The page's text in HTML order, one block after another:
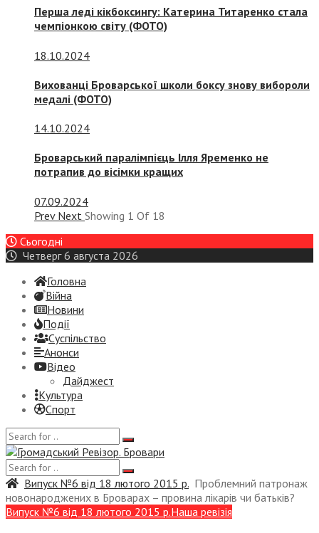
Перша леді кікбоксингу: Катерина Титаренко стала
чемпіонкою світу (ФОТО)
18.10.2024
Вихованці Броварської школи боксу знову вибороли
медалі (ФОТО)
14.10.2024
Броварський паралімпієць Ілля Яременко не
потрапив до вісімки кращих
07.09.2024
Prev Next Showing 1 Of 18
Сьогодні
Четверг 6 августа 2026
Головна
Війна
Новини
Події
Суспiльство
Анонси
Відео
Дайджест
Культура
Спорт
Випуск №6 від 18 лютого 2015 р. Проблемний патронаж
новонароджених в Броварах – провина лікарів чи батьків?
Випуск №6 від 18 лютого 2015 р.Наша ревізія